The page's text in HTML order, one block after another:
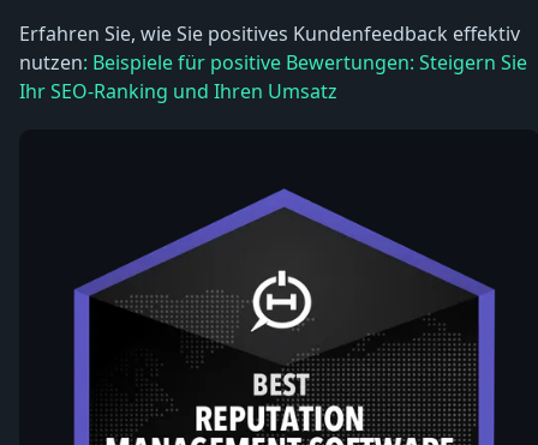
Erfahren Sie, wie Sie positives Kundenfeedback effektiv
nutzen: Beispiele für positive Bewertungen: Steigern Sie
Ihr SEO-Ranking und Ihren Umsatz